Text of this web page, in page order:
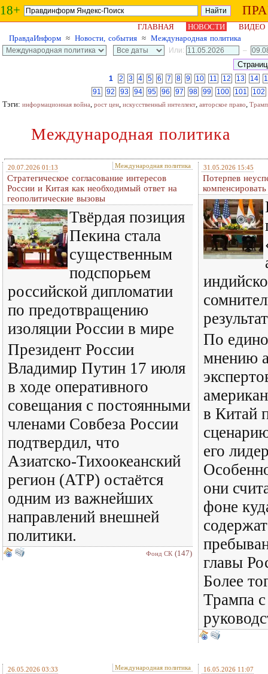
18+
ГЛАВНАЯ НОВОСТИ
ВИДЕО
ПравдаИнформ ≈ Новости, события ≈ Международная политика
Или: –
1 2 3 4 5 6 7 8 9 10 11 12 13 14
91
92 93 94 95 96 97 98 99 100 101 102
Тэги: информационная война, рост цен, искусственный интеллект, авторское право, Трамп
Международная политика
20.07.2026 01:13 Международная политика
Стратегическое согласование интересов
России и Китая как необходимый ответ на
геополитические вызовы
Твёрдая позиция
Пекина стала
существенным
подспорьем
российской дипломатии
по предотвращению
изоляции России в мире
Президент России
Владимир Путин 17 июля
в ходе оперативного
совещания с постоянными
членами Совбеза России
подтвердил, что
Азиатско-Тихоокеанский
регион (АТР) остаётся
одним из важнейших
направлений внешней
политики.
Фонд СК (147)
31.05.2026 15:45
Потерпев
По
мнению
в Китай
его
они
фоне
главы
Более
Трампа
26.05.2026 03:33 Международная политика 16.05.2026 11:07